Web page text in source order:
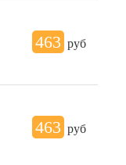
463 руб
463 руб